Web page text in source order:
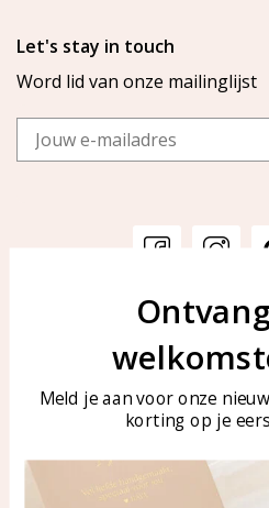
Let's stay in touch
Word lid van onze mailinglijst
Email
Veelgestelde vragen
Sieraden onderhouden
Meld je aan voor onze
korting op je